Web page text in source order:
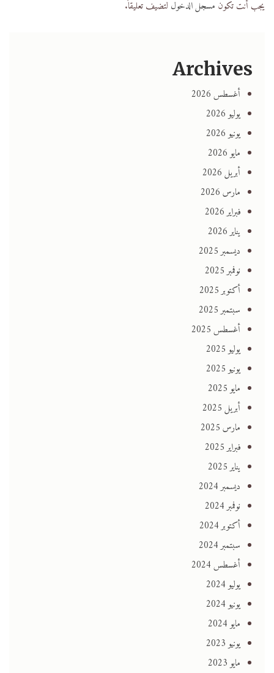
يجب أنت تكون مسجل الدخول لتضيف تعليقاً.
Archives
أغسطس 2026
يوليو 2026
يونيو 2026
مايو 2026
أبريل 2026
مارس 2026
فبراير 2026
يناير 2026
ديسمبر 2025
نوفمبر 2025
أكتوبر 2025
سبتمبر 2025
أغسطس 2025
يوليو 2025
يونيو 2025
مايو 2025
أبريل 2025
مارس 2025
فبراير 2025
يناير 2025
ديسمبر 2024
نوفمبر 2024
أكتوبر 2024
سبتمبر 2024
أغسطس 2024
يوليو 2024
يونيو 2024
مايو 2024
يونيو 2023
مايو 2023